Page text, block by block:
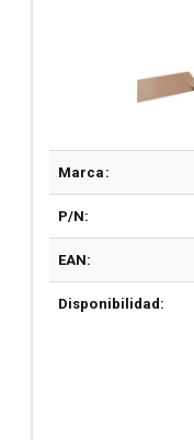
Marca:
P/N:
EAN:
Disponibilidad: